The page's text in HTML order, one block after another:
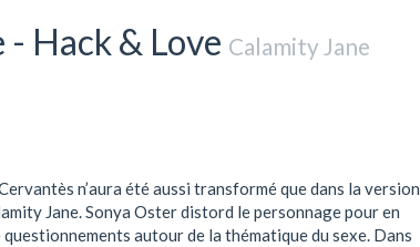
Hack & Love Calamity Jane
n’aura été aussi transformé que dans la version
Jane. Sonya Oster distord le personnage pour en
autour de la thématique du sexe. Dans